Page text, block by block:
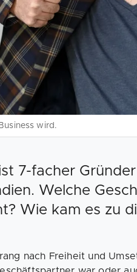
wird.
7-facher
Welche
Wie kam es zu
nach Freiheit und